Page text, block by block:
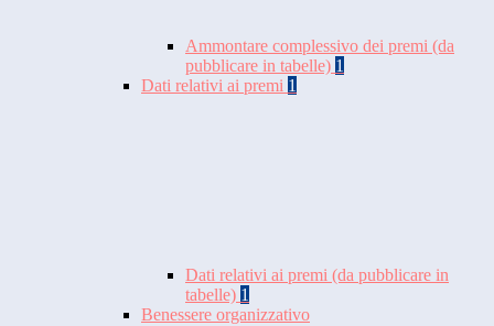
Ammontare complessivo dei premi (da
pubblicare in tabelle) 1
Dati relativi ai premi 1
Dati relativi ai premi (da pubblicare in
tabelle) 1
Benessere organizzativo